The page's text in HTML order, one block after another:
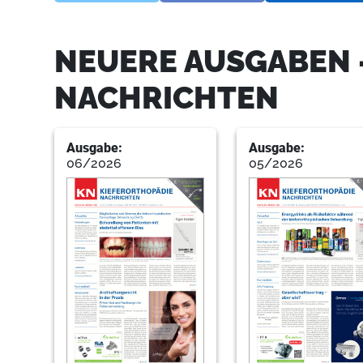
NEUERE
NACHRICHTEN
Ausgabe:
06/2026
Ausgabe:
05/2026